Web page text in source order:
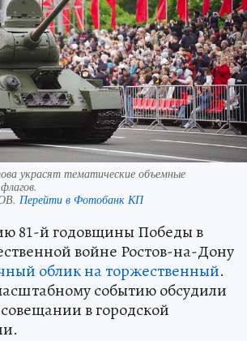
украсят тематические объемные
Перейти в Фотобанк КП
81-й годовщины Победы в
войне Ростов-на-Дону
облик на торжественный.
событию обсудили
в городской